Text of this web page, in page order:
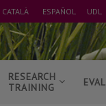
UDL
CATALÀ ESPAÑOL
RESEARCH
TRAINING